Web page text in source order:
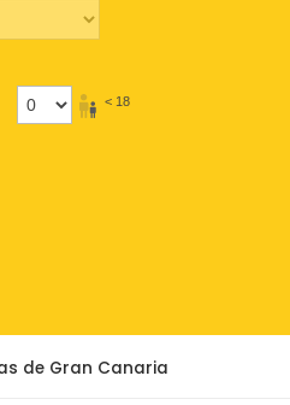
< 18
de Gran Canaria